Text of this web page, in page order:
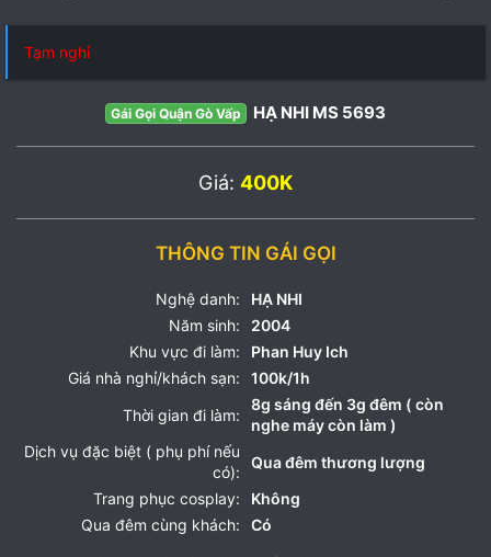
Tạm nghỉ
Gái Gọi Quận Gò Vấp HẠ NHI MS 5693
Giá: 400K
THÔNG TIN GÁI GỌI
Nghệ danh:
HẠ NHI
Năm sinh:
2004
Khu vực đi làm:
Phan Huy Ich
Giá nhà nghỉ/khách sạn:
100k/1h
Thời gian đi làm:
8g sáng đến 3g đêm ( còn
nghe máy còn làm )
Dịch vụ đặc biệt ( phụ phí nếu
có):
Qua đêm thương lượng
Trang phục cosplay:
Không
Qua đêm cùng khách:
Có